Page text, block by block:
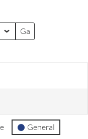
titel General